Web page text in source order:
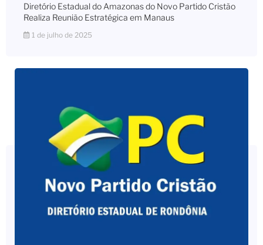
Diretório Estadual do Amazonas do Novo Partido Cristão
Realiza Reunião Estratégica em Manaus
1 de julho de 2025